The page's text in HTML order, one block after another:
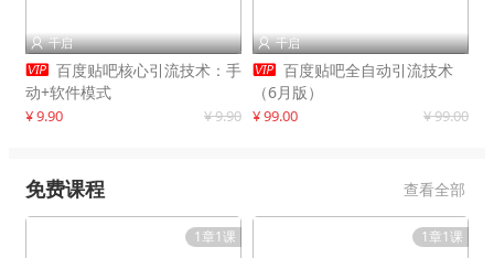
 千启
 百度贴吧核心引流技术：手
动+软件模式
¥ 9.90 ¥ 9.90
 千启
 百度贴吧全自动引流技术
（6月版）
¥ 99.00 ¥ 99.00
免费课程 查看全部
1章1课 1章1课